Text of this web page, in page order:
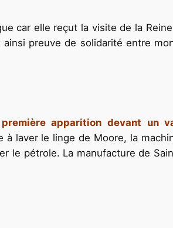
car elle reçut la visite de la
preuve de solidarité entre
apparition devant un
laver le linge de Moore, la
le pétrole. La manufacture de